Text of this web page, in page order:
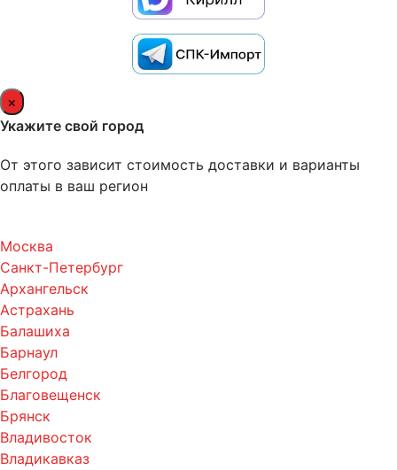
×
Укажите свой город
От этого зависит стоимость доставки и варианты
оплаты в ваш регион
Москва
Санкт-Петербург
Архангельск
Астрахань
Балашиха
Барнаул
Белгород
Благовещенск
Брянск
Владивосток
Владикавказ